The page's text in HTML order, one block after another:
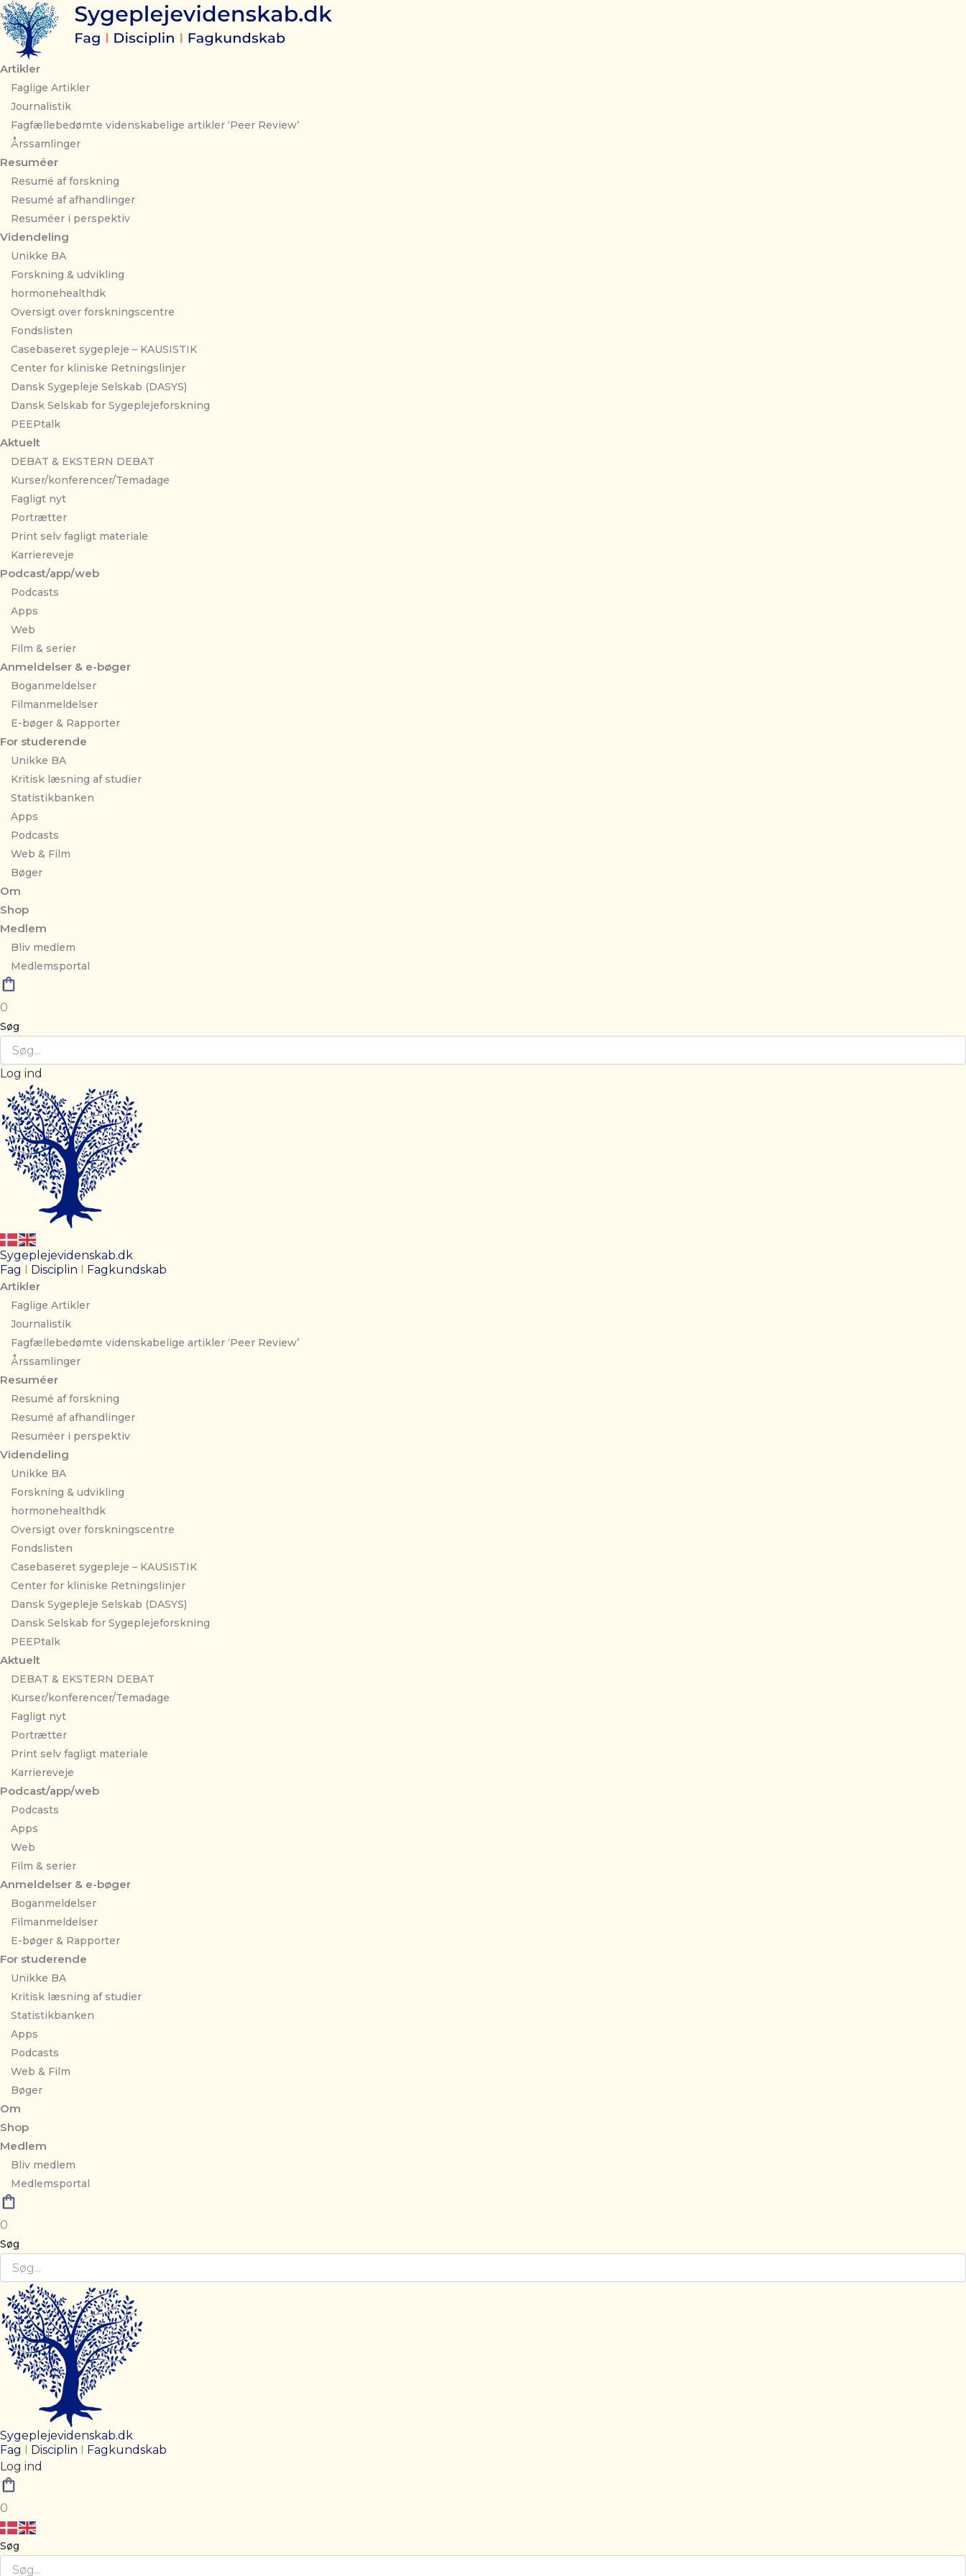
Gå
til
indholdet
Artikler
Faglige Artikler
Journalistik
Fagfællebedømte videnskabelige artikler ‘Peer Review’
Årssamlinger
Resuméer
Resumé af forskning
Resumé af afhandlinger
Resuméer i perspektiv
Videndeling
Unikke BA
Forskning & udvikling
hormonehealthdk
Oversigt over forskningscentre
Fondslisten
Casebaseret sygepleje – KAUSISTIK
Center for kliniske Retningslinjer
Dansk Sygepleje Selskab (DASYS)
Dansk Selskab for Sygeplejeforskning
PEEPtalk
Aktuelt
DEBAT & EKSTERN DEBAT
Kurser/konferencer/Temadage
Fagligt nyt
Portrætter
Print selv fagligt materiale
Karriereveje
Podcast/app/web
Podcasts
Apps
Web
Film & serier
Anmeldelser & e-bøger
Boganmeldelser
Filmanmeldelser
E-bøger & Rapporter
For studerende
Unikke BA
Kritisk læsning af studier
Statistikbanken
Apps
Podcasts
Web & Film
Bøger
Om
Shop
Medlem
Bliv medlem
Medlemsportal
0
Søg
Log ind
Sygeplejevidenskab.dk
Fag I Disciplin I Fagkundskab
Artikler
Faglige Artikler
Journalistik
Fagfællebedømte videnskabelige artikler ‘Peer Review’
Årssamlinger
Resuméer
Resumé af forskning
Resumé af afhandlinger
Resuméer i perspektiv
Videndeling
Unikke BA
Forskning & udvikling
hormonehealthdk
Oversigt over forskningscentre
Fondslisten
Casebaseret sygepleje – KAUSISTIK
Center for kliniske Retningslinjer
Dansk Sygepleje Selskab (DASYS)
Dansk Selskab for Sygeplejeforskning
PEEPtalk
Aktuelt
DEBAT & EKSTERN DEBAT
Kurser/konferencer/Temadage
Fagligt nyt
Portrætter
Print selv fagligt materiale
Karriereveje
Podcast/app/web
Podcasts
Apps
Web
Film & serier
Anmeldelser & e-bøger
Boganmeldelser
Filmanmeldelser
E-bøger & Rapporter
For studerende
Unikke BA
Kritisk læsning af studier
Statistikbanken
Apps
Podcasts
Web & Film
Bøger
Om
Shop
Medlem
Bliv medlem
Medlemsportal
0
Søg
Sygeplejevidenskab.dk
Fag I Disciplin I Fagkundskab
Log ind
0
Søg